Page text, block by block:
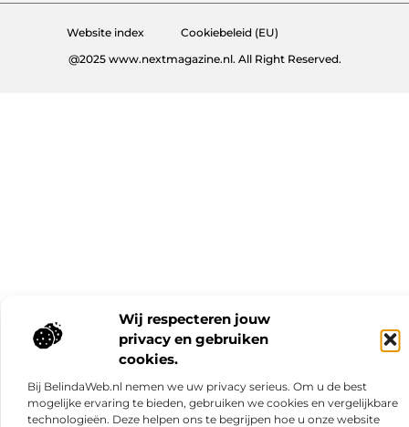
Wij respecteren jouw
privacy en gebruiken
cookies.
Bij BelindaWeb.nl nemen we uw privacy serieus. Om u de best
mogelijke ervaring te bieden, gebruiken we cookies en vergelijkbare
technologieën. Deze helpen ons te begrijpen hoe u onze website
Website index
Cookiebeleid (EU)
@2025 www.nextmagazine.nl. All Right Reserved.